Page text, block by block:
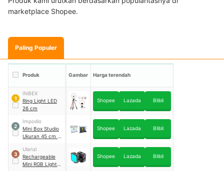
marketplace Shopee.
Paling Populer
Produk Gambar Harga terendah
1
INBEX
Ring Light LED
26 cm
Shopee Lazada Blibli
2
Impodio
Mini Box Studio
Ukuran 45 cm x
Shopee Lazada Blibli
3
Ulanzi
Rechargeable
Mini RGB Light
Shopee Lazada Blibli